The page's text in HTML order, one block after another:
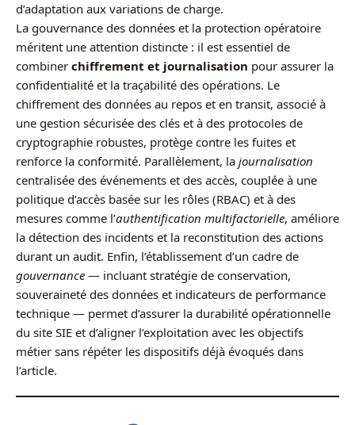
d’adaptation aux variations de charge.
La gouvernance des données et la protection opératoire
méritent une attention distincte : il est essentiel de
combiner chiffrement et journalisation pour assurer la
confidentialité et la traçabilité des opérations. Le
chiffrement des données au repos et en transit, associé à
une gestion sécurisée des clés et à des protocoles de
cryptographie robustes, protège contre les fuites et
renforce la conformité. Parallèlement, la journalisation
centralisée des événements et des accès, couplée à une
politique d’accès basée sur les rôles (RBAC) et à des
mesures comme l’authentification multifactorielle, améliore
la détection des incidents et la reconstitution des actions
durant un audit. Enfin, l’établissement d’un cadre de
gouvernance — incluant stratégie de conservation,
souveraineté des données et indicateurs de performance
technique — permet d’assurer la durabilité opérationnelle
du site SIE et d’aligner l’exploitation avec les objectifs
métier sans répéter les dispositifs déjà évoqués dans
l’article.